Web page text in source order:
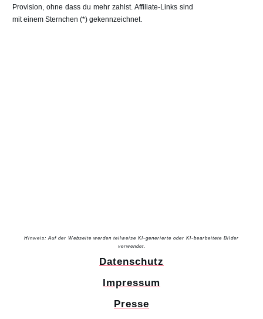
Provision, ohne dass du mehr zahlst. Affiliate-Links sind
mit einem Sternchen (*) gekennzeichnet.
Hinweis: Auf der Webseite werden teilweise KI-generierte oder KI-bearbeitete Bilder
verwendet.
Datenschutz
Impressum
Presse